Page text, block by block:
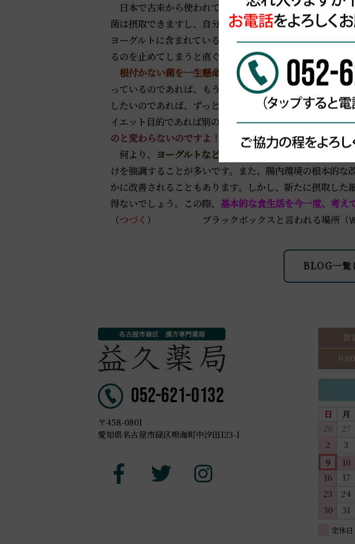
日本で古来から使われている
味噌や 漬物 にも乳酸菌はい
菌は摂取できますし、自分の腸内細菌叢／腸内フローラに
ヨーグルトに含まれている菌は毎日のように食べ続けな
るのを止めてしまうと直ぐに腸内から押し出されるのか、
根付かない菌を一生懸命お金を出して取り込もうとして
っているのであれば、もう一度お考え下さい。有用と思
したいのであれば、ずっと続けてください。ただし、も
イエット目的であれば別のものが良いですし、美容目的な
のと変わらないのですよ！
何より、
ヨーグルトなどは身体を冷やします。 冷え性や
けを強調することが多いです。また、腸内環境の根本的
かに改善されることもあります。しかし、新たに摂取し
得ないでしょう。この際、 基本的な食生活を今一度、考え
（つづく ） ブラックボックスと言われる場所（
BLOG一覧
名古屋市緑区 漢方専門薬局
052-621-0132
〒458-0801
愛知県名古屋市緑区鳴海町中汐田123-1
営
日 月
26
27
2
3
9
10
16
17
23
24
30
31
定休日